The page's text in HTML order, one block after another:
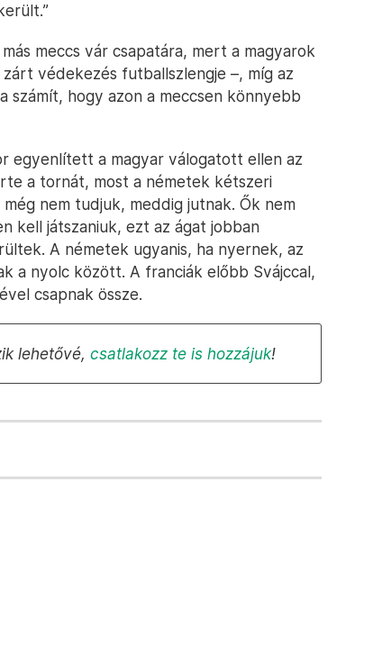
meccs vár csapatára, mert a magyarok
védekezés futballszlengje –, míg az
számít, hogy azon a meccsen könnyebb
egyenlített a magyar válogatott ellen az
a tornát, most a németek kétszeri
nem tudjuk, meddig jutnak. Ők nem
kell játszaniuk, ezt az ágat jobban
A németek ugyanis, ha nyernek, az
a nyolc között. A franciák előbb Svájccal,
csapnak össze.
lehetővé, csatlakozz te is hozzájuk!